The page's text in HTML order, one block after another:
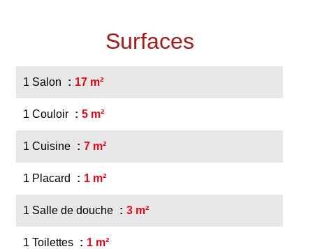
Surfaces
1 Salon 17 m²
1 Couloir 5 m²
1 Cuisine 7 m²
1 Placard 1 m²
1 Salle de douche 3 m²
1 Toilettes 1 m²